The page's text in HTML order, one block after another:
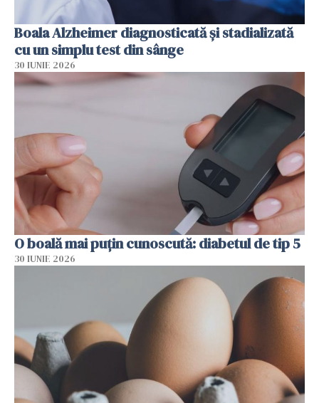
Boala Alzheimer diagnosticată și stadializată
cu un simplu test din sânge
30 IUNIE 2026
O boală mai puțin cunoscută: diabetul de tip 5
30 IUNIE 2026